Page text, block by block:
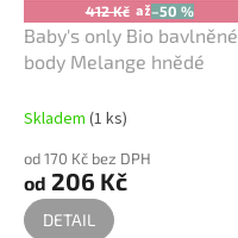
412 Kč až–50 %
Baby's only Bio bavlněné
body Melange hnědé
Skladem (1 ks)
od 170 Kč bez DPH
od 206 Kč
DETAIL